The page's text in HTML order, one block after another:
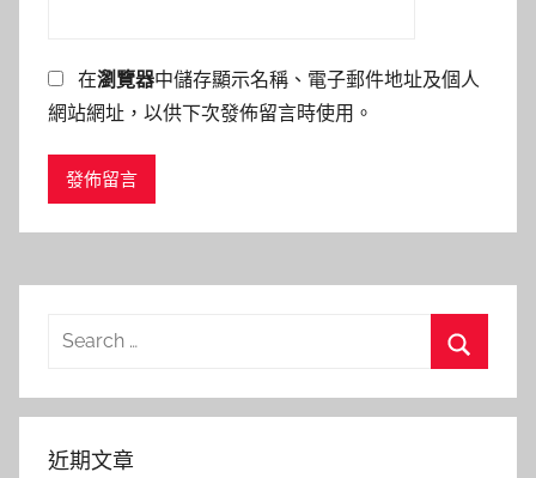
在瀏覽器中儲存顯示名稱、電子郵件地址及個人
網站網址，以供下次發佈留言時使用。
Search
近期文章